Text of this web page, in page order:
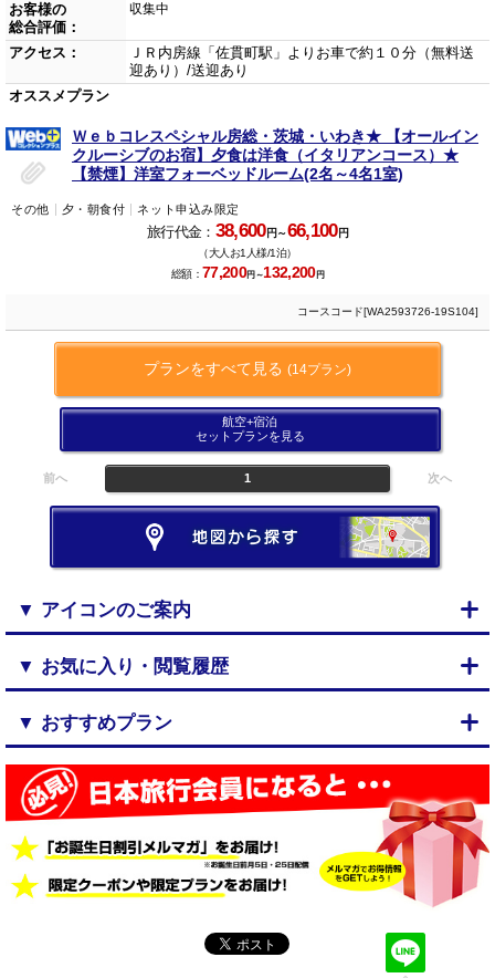
お客様の
総合評価：
収集中
アクセス：
ＪＲ内房線「佐貫町駅」よりお車で約１０分（無料送
迎あり）/送迎あり
オススメプラン
Ｗｅｂコレスペシャル房総・茨城・いわき★ 【オールイン
クルーシブのお宿】夕食は洋食（イタリアンコース）★
【禁煙】洋室フォーベッドルーム(2名～4名1室)
その他 夕・朝食付 ネット申込み限定
旅行代金： 38,600円～66,100円
（大人お1人様/1泊）
総額： 77,200円～132,200円
コースコード[WA2593726-19S104]
プランをすべて見る (14プラン)
航空+宿泊
セットプランを見る
前へ 1 次へ
▼ アイコンのご案内
▼ お気に入り・閲覧履歴
▼ おすすめプラン